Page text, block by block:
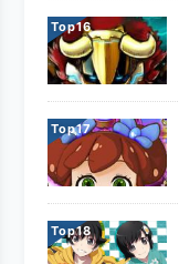
Top
Top
Top